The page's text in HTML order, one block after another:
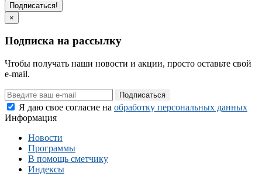
Подписаться!
×
Подписка на рассылку
Чтобы получать наши новости и акции, просто оставьте свой
e-mail.
Подписаться
Я даю свое согласие на обработку персональных данных
Информация
Новости
Программы
В помощь сметчику
Индексы